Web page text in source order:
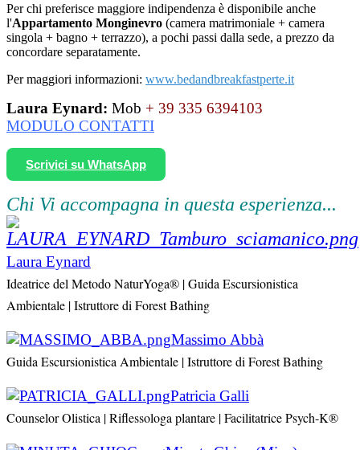
Per chi preferisce maggiore indipendenza è disponibile anche
l'Appartamento Monginevro (camera matrimoniale + camera
singola + bagno + terrazzo), a pochi passi dalla sede, a prezzo da
concordare separatamente.
Per maggiori informazioni: www.bedandbreakfastperte.it
Laura Eynard: Mob + 39 335 6394103
MODULO CONTATTI
Scrivici su WhatsApp
Chi Vi accompagna in questa esperienza...
Laura Eynard
Ideatrice del Metodo NaturYoga® | Guida Escursionistica
Ambientale | Istruttore di Forest Bathing
Massimo Abbà
Guida Escursionistica Ambientale | Istruttore di Forest Bathing
Patricia Galli
Counselor Olistica | Riflessologa plantare | Facilitatrice Psych-K®